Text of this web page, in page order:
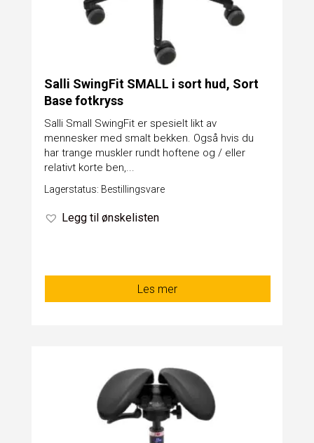
Salli SwingFit SMALL i sort hud, Sort
Base fotkryss
Salli Small SwingFit er spesielt likt av
mennesker med smalt bekken. Også hvis du
har trange muskler rundt hoftene og / eller
relativt korte ben,...
Lagerstatus: Bestillingsvare
Legg til ønskelisten
Les mer